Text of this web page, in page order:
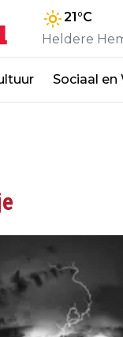
21°C
Heldere
Sociaal en